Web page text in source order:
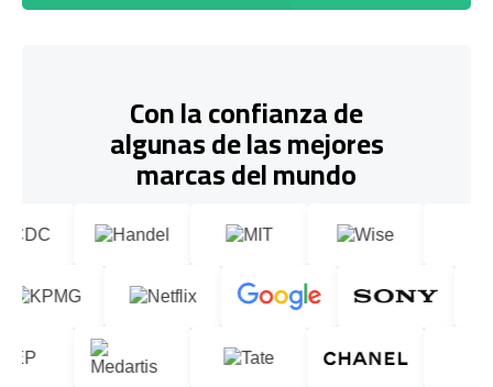
Con la confianza de
algunas de las mejores
marcas del mundo